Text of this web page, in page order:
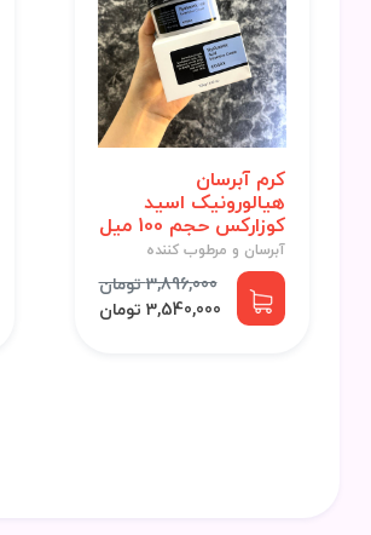
کرم آبرسان
هیالورونیک اسید
کوزارکس حجم 100 میل
آبرسان و مرطوب کننده
3,896,000 تومان
3,540,000 تومان